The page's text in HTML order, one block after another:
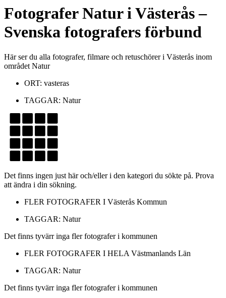
FotograferNaturiVästerås–
Svenska fotografers förbund
Här ser du alla fotografer, filmare och retuschörer i Västerås inom
området Natur
ORT: vasteras
TAGGAR: Natur
Det finns ingen just här och/eller i den kategori du sökte på. Prova
att ändra i din sökning.
FLER FOTOGRAFER I Västerås Kommun
TAGGAR: Natur
Det finns tyvärr inga fler fotografer i kommunen
FLER FOTOGRAFER I HELA Västmanlands Län
TAGGAR: Natur
Det finns tyvärr inga fler fotografer i kommunen